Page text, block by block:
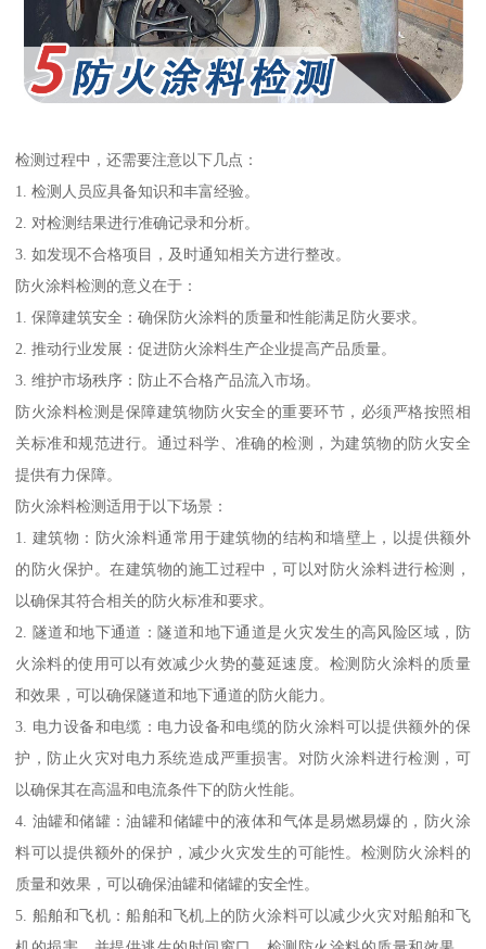
检测过程中，还需要注意以下几点：
1. 检测人员应具备知识和丰富经验。
2. 对检测结果进行准确记录和分析。
3. 如发现不合格项目，及时通知相关方进行整改。
防火涂料检测的意义在于：
1. 保障建筑安全：确保防火涂料的质量和性能满足防火要求。
2. 推动行业发展：促进防火涂料生产企业提高产品质量。
3. 维护市场秩序：防止不合格产品流入市场。
防火涂料检测是保障建筑物防火安全的重要环节，必须严格按照相
关标准和规范进行。通过科学、准确的检测，为建筑物的防火安全
提供有力保障。
防火涂料检测适用于以下场景：
1. 建筑物：防火涂料通常用于建筑物的结构和墙壁上，以提供额外
的防火保护。在建筑物的施工过程中，可以对防火涂料进行检测，
以确保其符合相关的防火标准和要求。
2. 隧道和地下通道：隧道和地下通道是火灾发生的高风险区域，防
火涂料的使用可以有效减少火势的蔓延速度。检测防火涂料的质量
和效果，可以确保隧道和地下通道的防火能力。
3. 电力设备和电缆：电力设备和电缆的防火涂料可以提供额外的保
护，防止火灾对电力系统造成严重损害。对防火涂料进行检测，可
以确保其在高温和电流条件下的防火性能。
4. 油罐和储罐：油罐和储罐中的液体和气体是易燃易爆的，防火涂
料可以提供额外的保护，减少火灾发生的可能性。检测防火涂料的
质量和效果，可以确保油罐和储罐的安全性。
5. 船舶和飞机：船舶和飞机上的防火涂料可以减少火灾对船舶和飞